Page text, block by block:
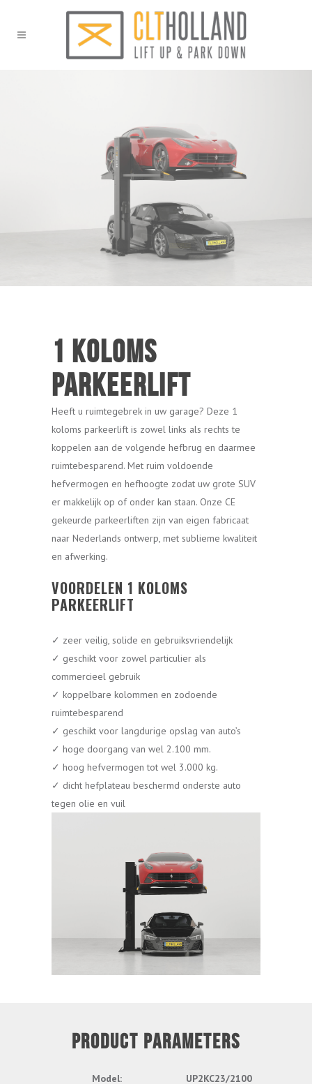
1 Koloms
Parkeerlift
Heeft u ruimtegebrek in uw garage? Deze 1
koloms parkeerlift is zowel links als rechts te
koppelen aan de volgende hefbrug en daarmee
ruimtebesparend. Met ruim voldoende
hefvermogen en hefhoogte zodat uw grote SUV
er makkelijk op of onder kan staan. Onze CE
gekeurde parkeerliften zijn van eigen fabricaat
naar Nederlands ontwerp, met sublieme kwaliteit
en afwerking.
VOORDELEN 1 KOLOMS
PARKEERLIFT
✓ zeer veilig, solide en gebruiksvriendelijk
✓ geschikt voor zowel particulier als
commercieel gebruik
✓ koppelbare kolommen en zodoende
ruimtebesparend
✓ geschikt voor langdurige opslag van auto’s
✓ hoge doorgang van wel 2.100 mm.
✓ hoog hefvermogen tot wel 3.000 kg.
✓ dicht hefplateau beschermd onderste auto
tegen olie en vuil
PRODUCT PARAMETERS
Model:
UP2KC23/2100